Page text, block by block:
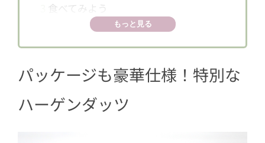
食べてみよう
もっと見る
パッケージも豪華仕様！特別な
ハーゲンダッツ